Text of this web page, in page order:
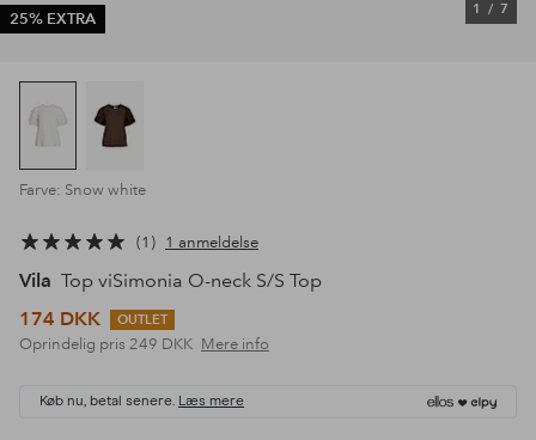
25% EXTRA
1 / 7
Farve: Snow white
1 1 anmeldelse
Vila Top viSimonia O-neck S/S Top
174 DKK
OUTLET
Oprindelig pris 249 DKK Mere info
Køb nu, betal senere. Læs mere